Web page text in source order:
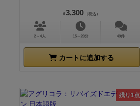
¥ 3,300 （税込）
2～4人 15～20分 49件
カートに追加する
残り1点